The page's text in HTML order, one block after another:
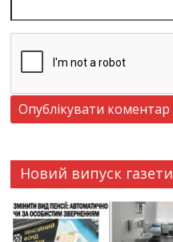
Новий випуск газети